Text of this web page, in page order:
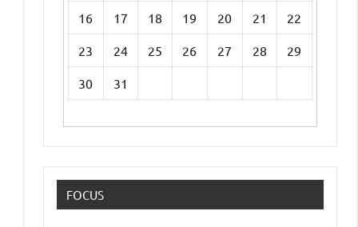
16 17 18 19 20 21 22
23 24 25 26 27 28 29
30 31
FOCUS